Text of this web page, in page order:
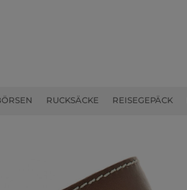
RUCKSÄCKE REISEGEPÄCK